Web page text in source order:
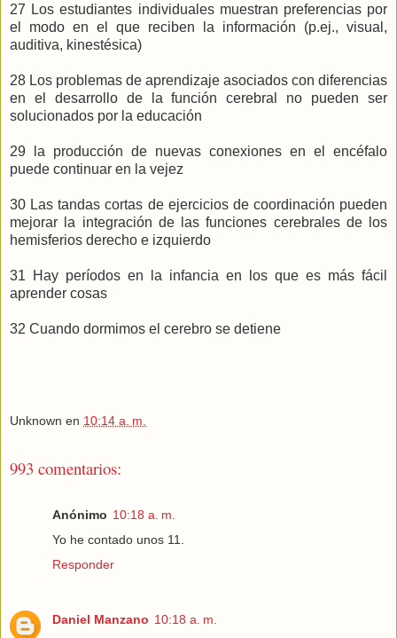
27 Los estudiantes individuales muestran preferencias por
el modo en el que reciben la información (p.ej., visual,
auditiva, kinestésica)
28 Los problemas de aprendizaje asociados con diferencias
en el desarrollo de la función cerebral no pueden ser
solucionados por la educación
29 la producción de nuevas conexiones en el encéfalo
puede continuar en la vejez
30 Las tandas cortas de ejercicios de coordinación pueden
mejorar la integración de las funciones cerebrales de los
hemisferios derecho e izquierdo
31 Hay períodos en la infancia en los que es más fácil
aprender cosas
32 Cuando dormimos el cerebro se detiene
Unknown en 10:14 a. m.
993 comentarios:
Anónimo 10:18 a. m.
Yo he contado unos 11.
Responder
Daniel Manzano 10:18 a. m.